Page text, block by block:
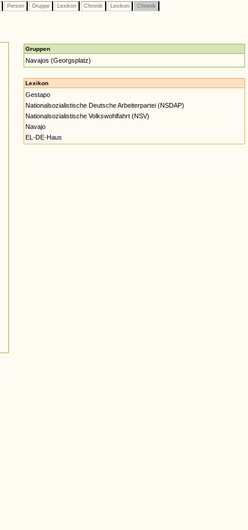
Person Gruppe Lexikon Chronik Lexikon Chronik
Gruppen
Navajos (Georgsplatz)
Lexikon
Gestapo
Nationalsozialistische Deutsche Arbeiterpartei (NSDAP)
Nationalsozialistische Volkswohlfahrt (NSV)
Navajo
EL-DE-Haus